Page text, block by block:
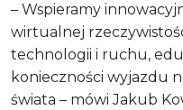
– Wspieramy
wirtualnej
technologii i ruchu,
konieczności wyjazdu
świata – mówi Jakub